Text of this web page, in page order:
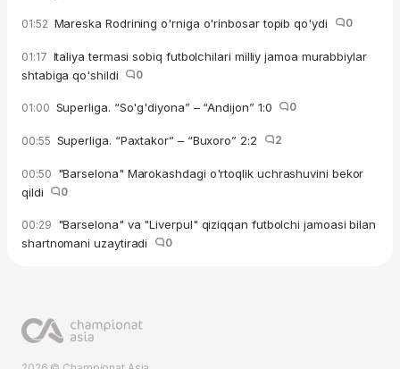
01:52 Mareska Rodrining o'rniga o'rinbosar topib qo'ydi 0
01:17 Italiya termasi sobiq futbolchilari milliy jamoa murabbiylar
shtabiga qo'shildi
0
01:00 Superliga. “So'g'diyona” – “Andijon” 1:0 0
00:55 Superliga. “Paxtakor” – “Buxoro” 2:2 2
00:50 "Barselona" Marokashdagi o'rtoqlik uchrashuvini bekor
qildi
0
00:29 "Barselona" va "Liverpul" qiziqqan futbolchi jamoasi bilan
shartnomani uzaytiradi
0